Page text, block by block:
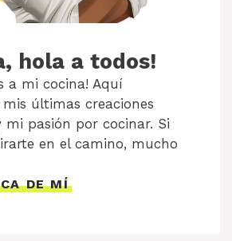
hola a todos!
a mi cocina! Aquí
últimas creaciones
mi pasión por cocinar. Si
en el camino, mucho
DE MÍ